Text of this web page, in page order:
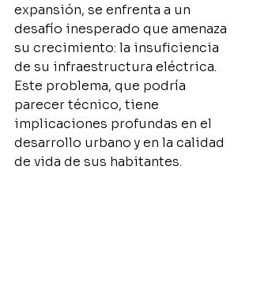
expansión, se enfrenta a un
desafío inesperado que amenaza
su crecimiento: la insuficiencia
de su infraestructura eléctrica.
Este problema, que podría
parecer técnico, tiene
implicaciones profundas en el
desarrollo urbano y en la calidad
de vida de sus habitantes.